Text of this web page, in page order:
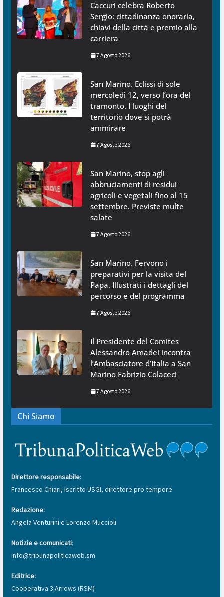
Caccuri celebra Roberto
Sergio: cittadinanza onoraria,
chiavi della città e premio alla
carriera
7 Agosto 2026
San Marino. Eclissi di sole
mercoledì 12, verso l’ora del
tramonto. I luoghi del
territorio dove si potrà
ammirare
7 Agosto 2026
San Marino, stop agli
abbruciamenti di residui
agricoli e vegetali fino al 15
settembre. Previste multe
salate
7 Agosto 2026
San Marino. Fervono i
preparativi per la visita del
Papa. Illustrati i dettagli del
percorso e del programma
7 Agosto 2026
Il Presidente del Comites
Alessandro Amadei incontra
l’Ambasciatore d’Italia a San
Marino Fabrizio Colaceci
7 Agosto 2026
Chi Siamo
Direttore responsabile:
Francesco Chiari, Iscritto USGI, direttore pro tempore
Redazione:
Angela Venturini e Lorenzo Muccioli
Notizie e comunicati:
info@tribunapoliticaweb.sm
Editrice:
Cooperativa 3 Arrows (RSM)